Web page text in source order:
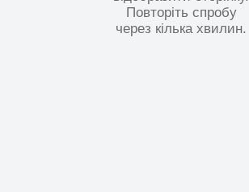
Повторіть спробу
через кілька хвилин.